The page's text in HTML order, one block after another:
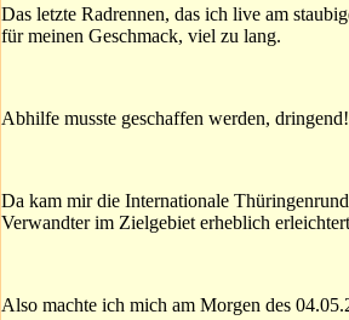
Das letzte Radrennen, das ich live am
für meinen Geschmack, viel zu lang.
Abhilfe musste geschaffen werden, dringend!
Da kam mir die Internationale
Verwandter im Zielgebiet erheblich
Also machte ich mich am Morgen des